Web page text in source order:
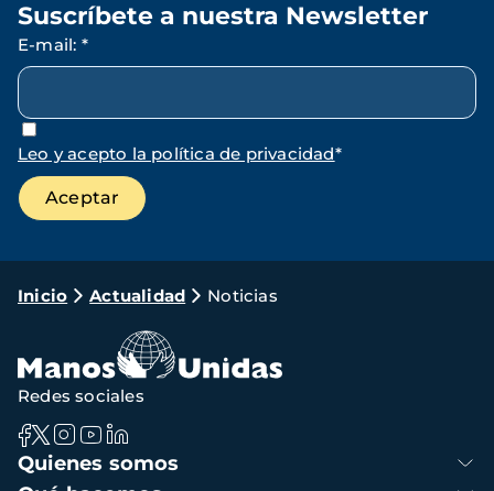
Suscríbete a nuestra Newsletter
E-mail: *
Leo y acepto la política de privacidad*
Ruta
navegación
Inicio Actualidad Noticias
Navegación
principal
Quienes somos
Redes sociales